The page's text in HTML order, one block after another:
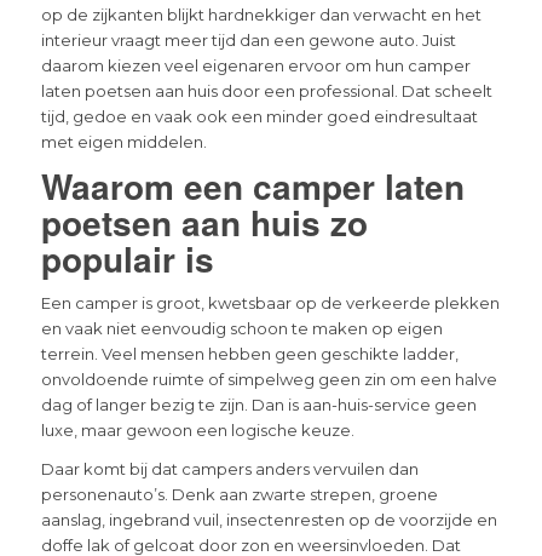
op de zijkanten blijkt hardnekkiger dan verwacht en het
interieur vraagt meer tijd dan een gewone auto. Juist
daarom kiezen veel eigenaren ervoor om hun camper
laten poetsen aan huis door een professional. Dat scheelt
tijd, gedoe en vaak ook een minder goed eindresultaat
met eigen middelen.
Waarom een camper laten
poetsen aan huis zo
populair is
Een camper is groot, kwetsbaar op de verkeerde plekken
en vaak niet eenvoudig schoon te maken op eigen
terrein. Veel mensen hebben geen geschikte ladder,
onvoldoende ruimte of simpelweg geen zin om een halve
dag of langer bezig te zijn. Dan is aan-huis-service geen
luxe, maar gewoon een logische keuze.
Daar komt bij dat campers anders vervuilen dan
personenauto’s. Denk aan zwarte strepen, groene
aanslag, ingebrand vuil, insectenresten op de voorzijde en
doffe lak of gelcoat door zon en weersinvloeden. Dat